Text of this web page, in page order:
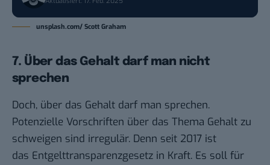
unsplash.com/ Scott Graham
7. Über das Gehalt darf man nicht
sprechen
Doch, über das Gehalt darf man sprechen.
Potenzielle Vorschriften über das Thema Gehalt zu
schweigen sind irregulär. Denn seit 2017 ist
das Entgelttransparenzgesetz in Kraft. Es soll für